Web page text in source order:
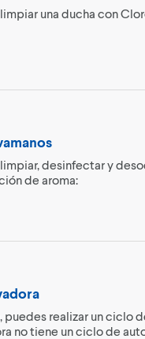
una ducha con
desinfectar y
de aroma:
puedes realizar un ciclo
no tiene un ciclo de